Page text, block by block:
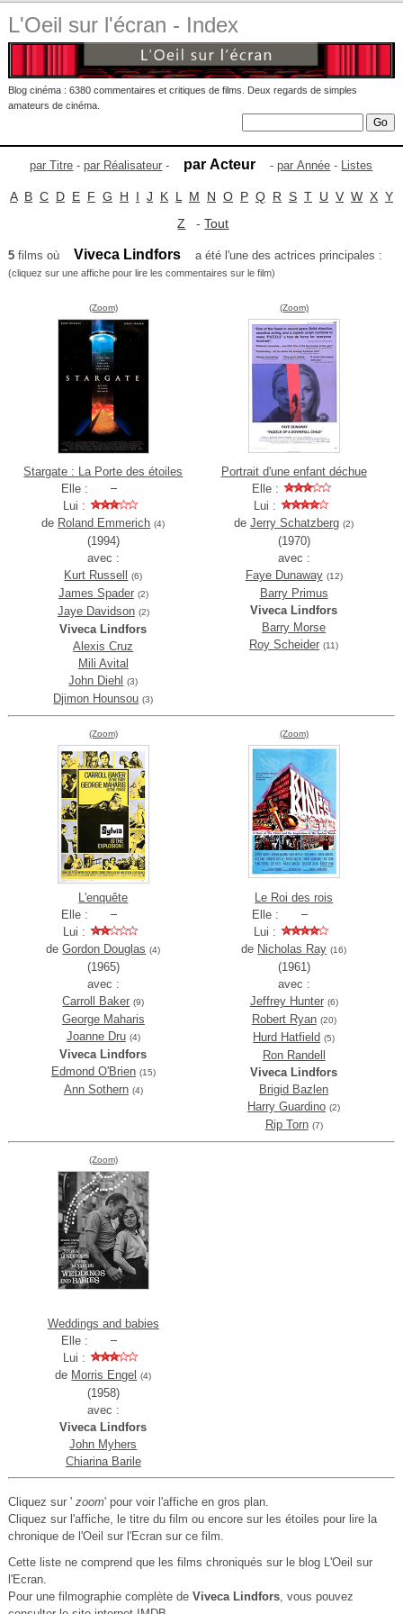
L'Oeil sur l'écran - Index
Blog cinéma : 6380 commentaires et critiques de films. Deux regards de simples
amateurs de cinéma.
par Titre -par Réalisateur - par Acteur -par Année - Listes
A B C D E F G H I J K L M N O P Q R S T U V W X Y
Z -Tout
5films où Viveca Lindfors a été l'une des actrices principales :
(cliquez sur une affiche pour lire les commentaires sur le film)
(Zoom)
Stargate : La Porte des étoiles
Elle :
Lui :
de Roland Emmerich (4)
(1994)
avec :
Kurt Russell
(6)
James Spader (2)
Jaye Davidson (2)
Viveca Lindfors
Alexis Cruz
Mili Avital
John Diehl
(3)
Djimon Hounsou (3)
(Zoom)
Portrait d'une enfant déchue
Elle :
Lui :
deJerry Schatzberg (2)
(1970)
avec :
Faye Dunaway (12)
Barry Primus
Viveca Lindfors
Barry Morse
Roy Scheider (11)
(Zoom)
L'enquête
Elle :
Lui :
deGordon Douglas (4)
(1965)
avec :
Carroll Baker (9)
George Maharis
Joanne Dru (4)
Viveca Lindfors
Edmond O'Brien (15)
Ann Sothern (4)
(Zoom)
Le Roi des rois
Elle :
Lui :
de Nicholas Ray (16)
(1961)
avec :
Jeffrey Hunter (6)
Robert Ryan (20)
Hurd Hatfield (5)
Ron Randell
Viveca Lindfors
Brigid Bazlen
Harry Guardino (2)
Rip Torn (7)
(Zoom)
Weddings and babies
Elle :
Lui :
de Morris Engel (4)
(1958)
avec :
Viveca Lindfors
John Myhers
Chiarina Barile
Cliquez sur ' zoom' pour voir l'affiche en gros plan.
Cliquez sur l'affiche, le titre du film ou encore sur les étoiles pour lire la
chronique de l'Oeil sur l'Ecran sur ce film.
Cette liste ne comprend que les films chroniqués sur le blog L'Oeil sur
l'Ecran.
Pour une filmographie complète de Viveca Lindfors, vous pouvez